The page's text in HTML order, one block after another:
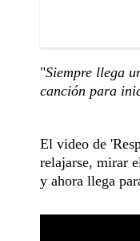
"Siempre llega
canción para
El video de
relajarse, mirar
y ahora llega